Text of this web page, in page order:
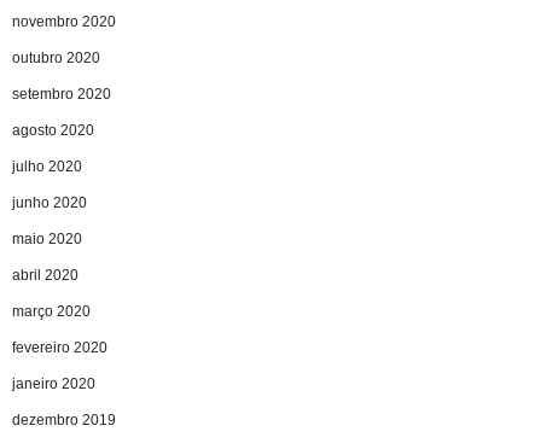
novembro 2020
outubro 2020
setembro 2020
agosto 2020
julho 2020
junho 2020
maio 2020
abril 2020
março 2020
fevereiro 2020
janeiro 2020
dezembro 2019